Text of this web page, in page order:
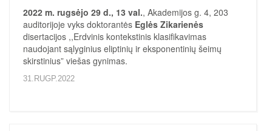
2022 m. rugsėjo 29 d., 13 val., Akademijos g. 4, 203
auditorijoje vyks doktorantės Eglės Zikarienės
disertacijos ,,Erdvinis kontekstinis klasifikavimas
naudojant sąlyginius eliptinių ir eksponentinių šeimų
skirstinius” viešas gynimas.
31.RUGP.2022